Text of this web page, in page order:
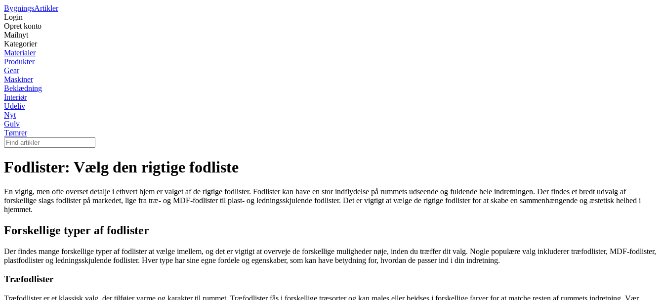
BygningsArtikler
Login
Opret konto
Mailnyt
Kategorier
Materialer
Produkter
Gear
Maskiner
Beklædning
Interiør
Udeliv
Nyt
Gulv
Tømrer
Fodlister: Vælg den rigtige fodliste
En vigtig, men ofte overset detalje i ethvert hjem er valget af de rigtige fodlister. Fodlister kan have en stor indflydelse på rummets udseende og fuldende hele indretningen. Der findes et bredt udvalg af
forskellige slags fodlister på markedet, lige fra træ- og MDF-fodlister til plast- og ledningsskjulende fodlister. Det er vigtigt at vælge de rigtige fodlister for at skabe en sammenhængende og æstetisk helhed i
hjemmet.
Forskellige typer af fodlister
Der findes mange forskellige typer af fodlister at vælge imellem, og det er vigtigt at overveje de forskellige muligheder nøje, inden du træffer dit valg. Nogle populære valg inkluderer træfodlister, MDF-fodlister,
plastfodlister og ledningsskjulende fodlister. Hver type har sine egne fordele og egenskaber, som kan have betydning for, hvordan de passer ind i din indretning.
Træfodlister